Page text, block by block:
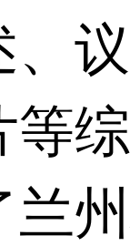
、
等
兰